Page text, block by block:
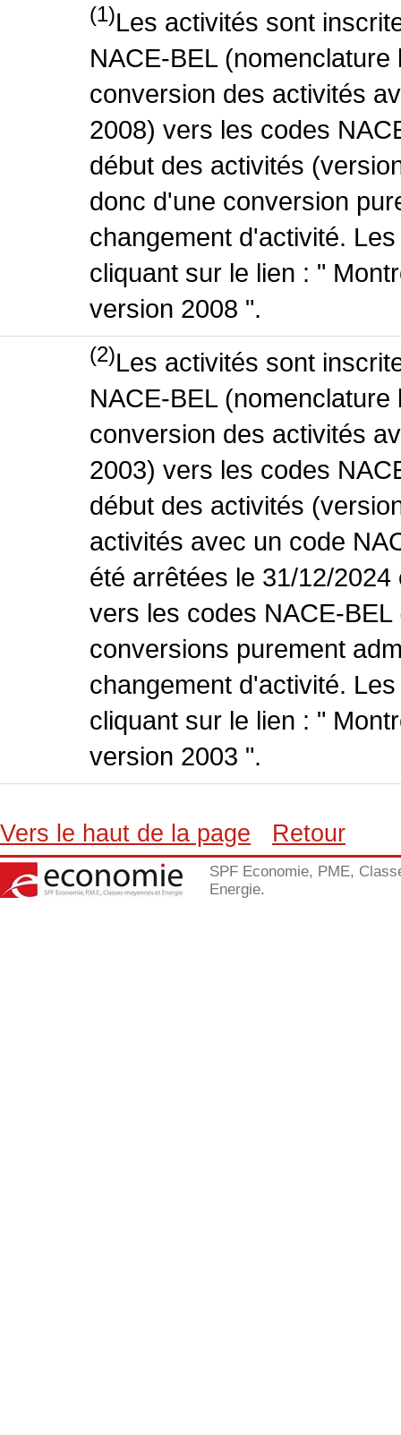
(1)Les activités sont
NACE-BEL
conversion des activités
2008) vers les codes
début des activités
donc d'une conversion
changement d'activité.
cliquant sur le lien : "
version 2008 ".
(2)Les activités sont
NACE-BEL
conversion des activités
2003) vers les codes
début des activités
activités avec un code
été arrêtées le 31/12/
vers les codes NACE-
conversions purement
changement d'activité.
cliquant sur le lien : "
version 2003 ".
Vers le haut de la page Retour
SPF Economie, PME,
Energie.